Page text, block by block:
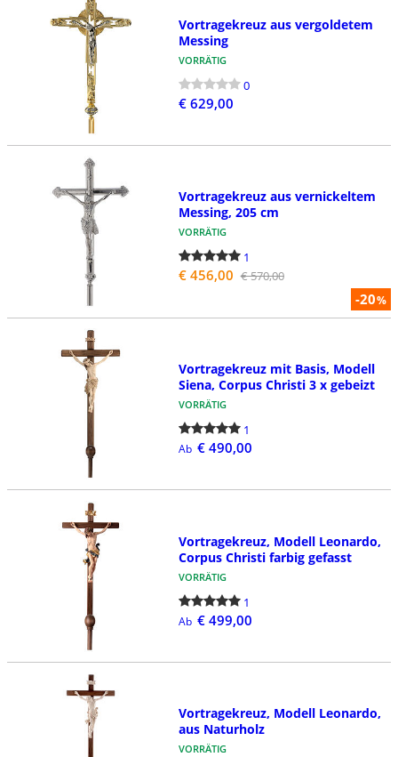
Vortragekreuz aus vergoldetem
Messing
VORRÄTIG
0
€ 629,00
-20%
Vortragekreuz aus vernickeltem
Messing, 205 cm
VORRÄTIG
1
€ 456,00 € 570,00
Vortragekreuz mit Basis, Modell
Siena, Corpus Christi 3 x gebeizt
VORRÄTIG
1
Ab € 490,00
Vortragekreuz, Modell Leonardo,
Corpus Christi farbig gefasst
VORRÄTIG
1
Ab € 499,00
Vortragekreuz, Modell Leonardo,
aus Naturholz
VORRÄTIG